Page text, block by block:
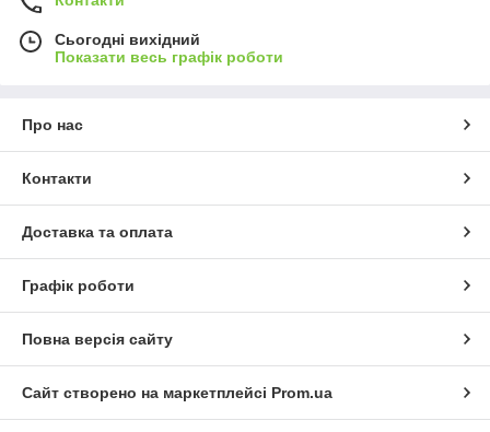
Сьогодні вихідний
Показати весь графік роботи
Про нас
Контакти
Доставка та оплата
Графік роботи
Повна версія сайту
Сайт створено на маркетплейсі Prom.ua